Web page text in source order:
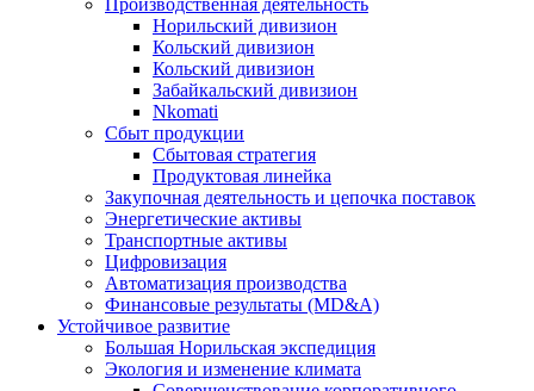
Производственная деятельность
Норильский дивизион
Кольский дивизион
Кольский дивизион
Забайкальский дивизион
Nkomati
Сбыт продукции
Сбытовая стратегия
Продуктовая линейка
Закупочная деятельность и цепочка поставок
Энергетические активы
Транспортные активы
Цифровизация
Автоматизация производства
Финансовые результаты (MD&A)
Устойчивое развитие
Большая Норильская экспедиция
Экология и изменение климата